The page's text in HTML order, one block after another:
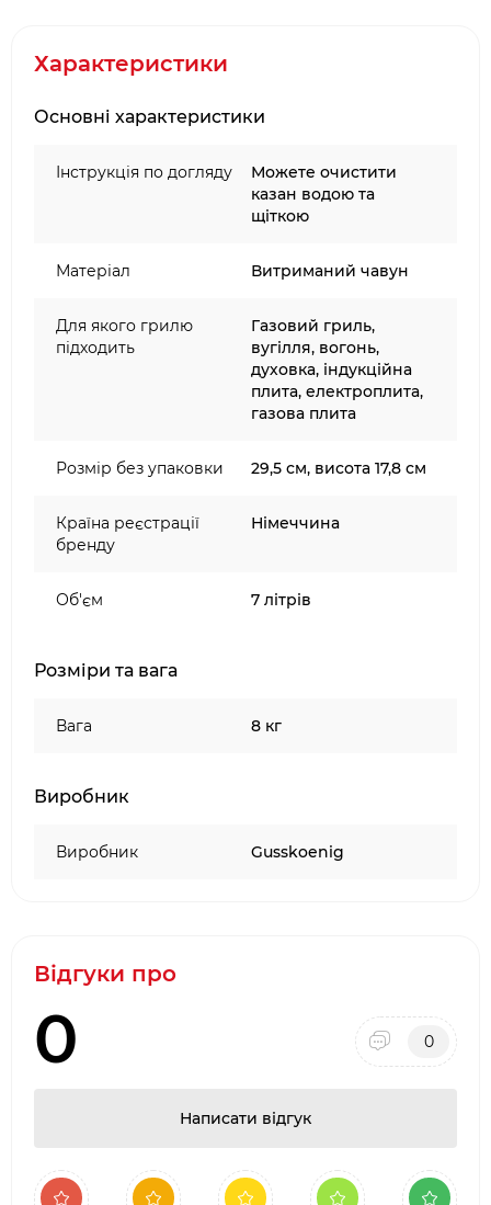
яких плитах, включно з індукційними, а також у
Відкрийте нові можливості для приготування з
надійною, стильною та довговічною
голландською піччю Gusskönig!
Характеристики
Основні характеристики
Інструкція по догляду
Можете очистити
казан водою та
щіткою
Матеріал Витриманий чавун
Для якого грилю
підходить
Газовий гриль,
вугілля, вогонь,
духовка, індукційна
плита, електроплита,
газова плита
Розмір без упаковки 29,5 см, висота 17,8 см
Країна реєстрації
бренду
Німеччина
Об'єм 7 літрів
Розміри та вага
Вага 8 кг
Виробник
Виробник Gusskoenig
Відгуки про
0 0
Написати відгук